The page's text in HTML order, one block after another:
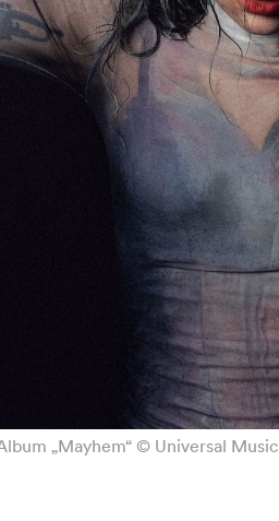
„Mayhem“ © Universal Music